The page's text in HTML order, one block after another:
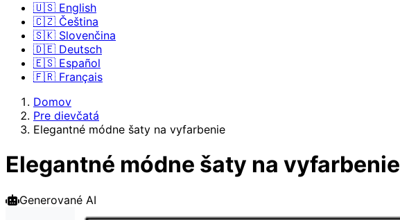
🇺🇸 English
🇨🇿 Čeština
🇸🇰 Slovenčina
🇩🇪 Deutsch
🇪🇸 Español
🇫🇷 Français
Domov
Pre dievčatá
Elegantné módne šaty na vyfarbenie
Elegantné módne šaty na vyfarbenie
Generované AI